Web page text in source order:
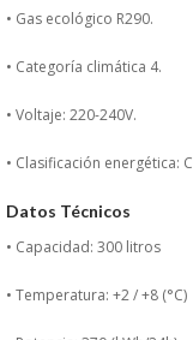
LIMPIEZA
MAQUINARIA
ELABORACI�N
MAQUINARIA
• Gas ecológico R290.
• Categoría climática 4.
• Voltaje: 220-240V.
• Clasificación energética:
Datos Técnicos
• Capacidad: 300 litros
• Temperatura: +2 / +8 (°C)